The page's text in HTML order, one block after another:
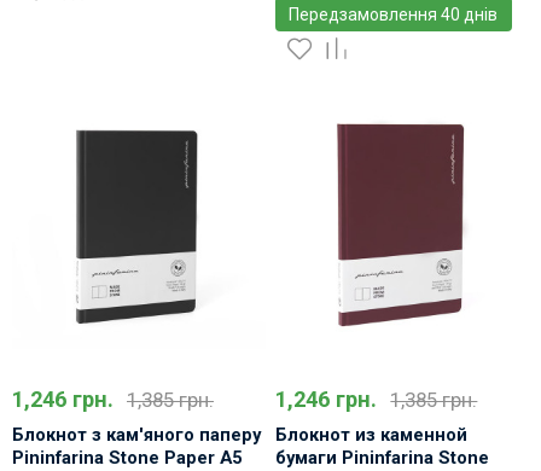
Передзамовлення 40 днів
1,246 грн. 1,385 грн.
Блокнот з кам'яного паперу
Pininfarina Stone Paper A5
1,246 грн. 1,385 грн.
Блокнот из каменной
бумаги Pininfarina Stone